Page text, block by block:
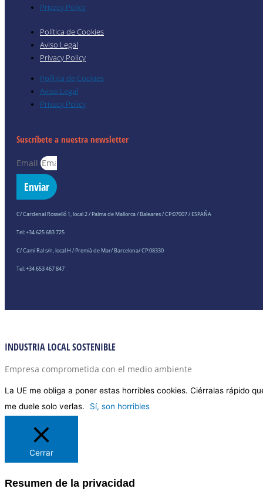
Privacy Policy
Política de Cookies
Aviso Legal
Privacy Policy
Política de Cookies
Aviso Legal
Privacy Policy
Suscríbete a nuestra newsletter
Email
Enviar
C/ Cardenal Rosselló 1, local 2 / Palma de Mallorca / Baleares / CP:07007 / ESPAÑA
Tel: +34 625 683 725
C/ Camí Ral s/n, local H / Premià de Mar/ Barcelona/ CP:08330
Tel: +34 653 467 847
INDUSTRIA LOCAL SOSTENIBLE
Empresa comprometida con el medio ambiente
La UE me obliga a poner estas horribles cookies. Ciérralas rápido
me duele solo verlas.
Sí, son horribles
Cerrar
Resumen de la privacidad